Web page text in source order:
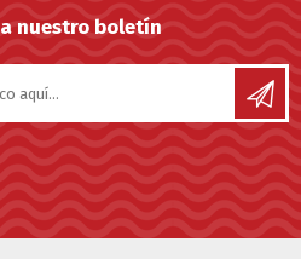
nuestro boletín